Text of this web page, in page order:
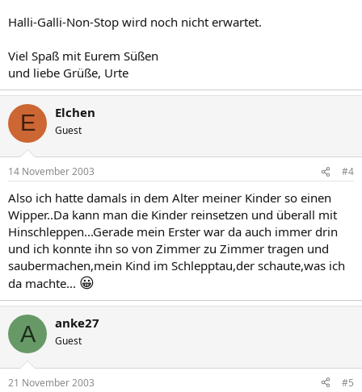
Halli-Galli-Non-Stop wird noch nicht erwartet.
Viel Spaß mit Eurem Süßen
und liebe Grüße, Urte
E Elchen
Guest
14 November 2003 #4
Also ich hatte damals in dem Alter meiner Kinder so einen
Wipper..Da kann man die Kinder reinsetzen und überall mit
Hinschleppen...Gerade mein Erster war da auch immer drin
und ich konnte ihn so von Zimmer zu Zimmer tragen und
saubermachen,mein Kind im Schlepptau,der schaute,was ich
da machte... 😀
A anke27
Guest
21 November 2003 #5